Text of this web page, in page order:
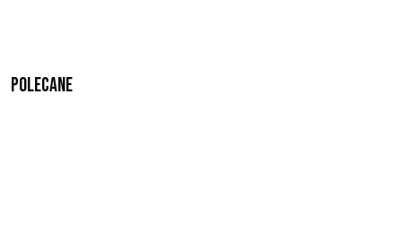
Polecane